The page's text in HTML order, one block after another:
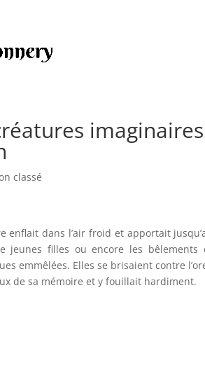
classé
enflait dans l’air froid et apportait
jeunes filles ou encore les
emmêlées. Elles se brisaient contre
de sa mémoire et y fouillait hardiment.